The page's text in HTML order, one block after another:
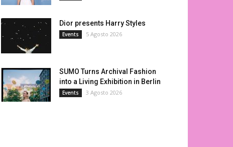
Dior presents Harry Styles
Events 5 Agosto 2026
SUMO Turns Archival Fashion
into a Living Exhibition in Berlin
Events 3 Agosto 2026